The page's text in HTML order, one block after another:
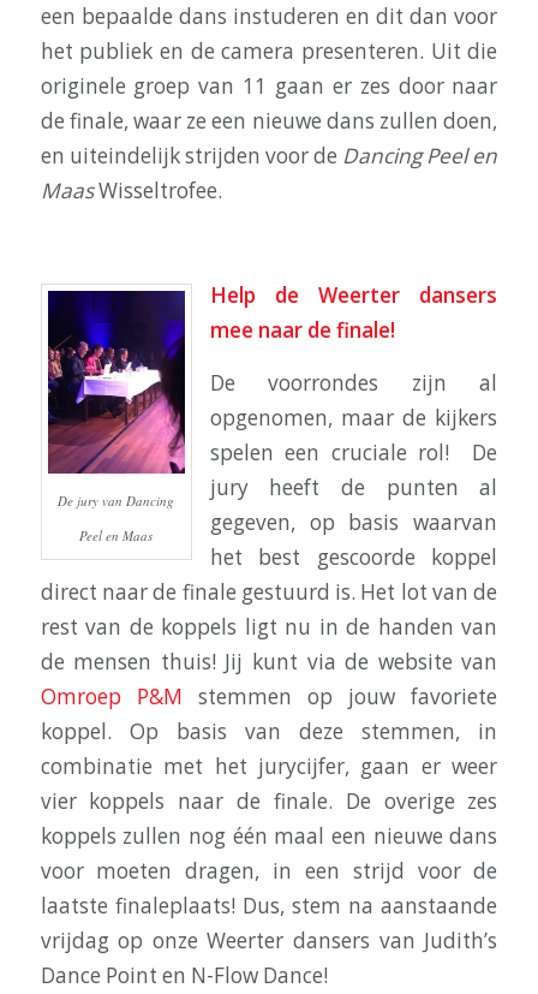
een bepaalde dans instuderen en dit dan voor
het publiek en de camera presenteren. Uit die
originele groep van 11 gaan er zes door naar
de finale, waar ze een nieuwe dans zullen doen,
en uiteindelijk strijden voor de Dancing Peel en
MaasWisseltrofee.
De jury van Dancing
Peel en Maas
Help de Weerter dansers
mee naar de finale!
De voorrondes zijn al
opgenomen, maar de kijkers
spelen een cruciale rol! De
jury heeft de punten al
gegeven, op basis waarvan
het best gescoorde koppel
direct naar de finale gestuurd is. Het lot van de
rest van de koppels ligt nu in de handen van
de mensen thuis! Jij kunt via de website van
Omroep P&M stemmen op jouw favoriete
koppel. Op basis van deze stemmen, in
combinatie met het jurycijfer, gaan er weer
vier koppels naar de finale. De overige zes
koppels zullen nog één maal een nieuwe dans
voor moeten dragen, in een strijd voor de
laatste finaleplaats! Dus, stem na aanstaande
vrijdag op onze Weerter dansers van Judith’s
Dance Point en N-Flow Dance!